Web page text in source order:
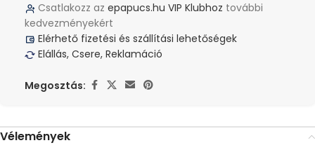
Csatlakozz az epapucs.hu VIP Klubhoz további
kedvezményekért
Elérhető fizetési és szállítási lehetőségek
Elállás, Csere, Reklamáció
Megosztás:
Vélemények